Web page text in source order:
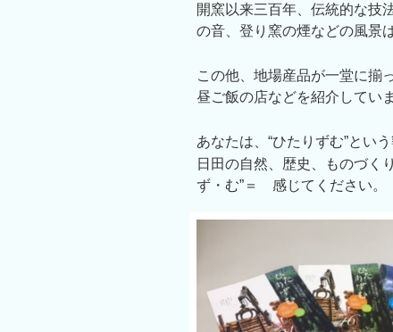
開窯以来三百年、伝統的な技
の音、登り窯の煙などの風景
この他、地場産品が一堂に
昼ご飯の店などを紹介していま
あなたは、“ひたりずむ”とい
日田の自然、歴史、ものづく
ず・む”＝ 感じてください。